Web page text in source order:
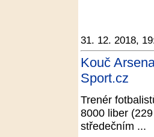
31. 12. 2018,
Kouč
Sport.cz
Trenér
8000 liber
středečním ...